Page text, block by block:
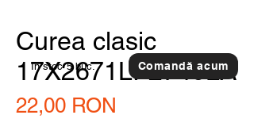
Curea clasic
17X2671LI-2740LA
22,00 RON
Comandă acum
In stoc 5 buc.